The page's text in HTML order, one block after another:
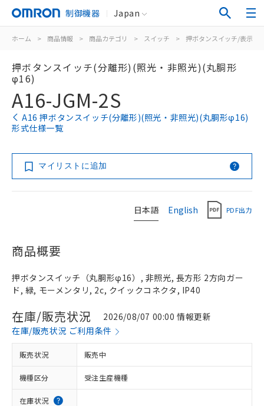
制御機器 Japan
ホーム > 商品情報 > 商品カテゴリ > スイッチ > 押ボタンスイッチ/表示灯
押ボタンスイッチ(分離形)(照光・非照光)(丸胴形
φ16)
A16-JGM-2S
A16 押ボタンスイッチ(分離形)(照光・非照光)(丸胴形φ16)
形式仕様一覧
マイリストに追加
日本語 English PDF出力
商品概要
押ボタンスイッチ（丸胴形φ16）, 非照光, 長方形 2方向ガー
ド, 緑, モーメンタリ, 2c, クイックコネクタ, IP40
在庫/販売状況
2026/08/07 00:00 情報更新
在庫/販売状況 ご利用条件
販売状況 販売中
機種区分 受注生産機種
在庫状況